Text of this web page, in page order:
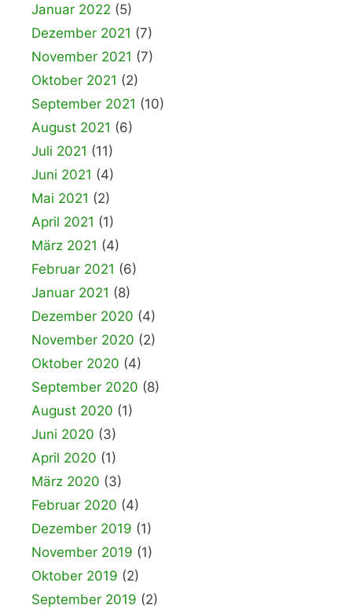
Januar 2022 (5)
Dezember 2021 (7)
November 2021 (7)
Oktober 2021 (2)
September 2021 (10)
August 2021 (6)
Juli 2021 (11)
Juni 2021 (4)
Mai 2021 (2)
April 2021 (1)
März 2021 (4)
Februar 2021 (6)
Januar 2021 (8)
Dezember 2020 (4)
November 2020 (2)
Oktober 2020 (4)
September 2020 (8)
August 2020 (1)
Juni 2020 (3)
April 2020 (1)
März 2020 (3)
Februar 2020 (4)
Dezember 2019 (1)
November 2019 (1)
Oktober 2019 (2)
September 2019 (2)